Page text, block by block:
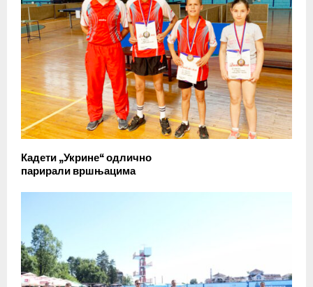
Кадети „Укрине“ одлично
парирали вршњацима